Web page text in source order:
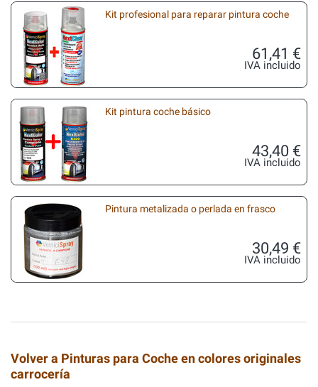
Kit profesional para reparar pintura coche
61,41 €
IVA incluido
Kit pintura coche básico
43,40 €
IVA incluido
Pintura metalizada o perlada en frasco
30,49 €
IVA incluido
Volver a Pinturas para Coche en colores originales
carrocería